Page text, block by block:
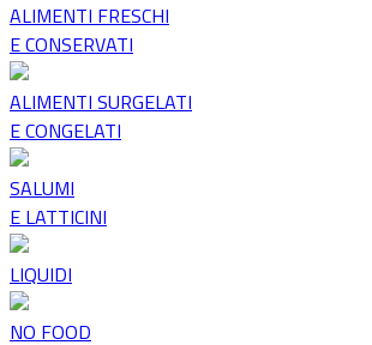
ALIMENTI FRESCHI
E CONSERVATI
ALIMENTI SURGELATI
E CONGELATI
SALUMI
E LATTICINI
LIQUIDI
NO FOOD